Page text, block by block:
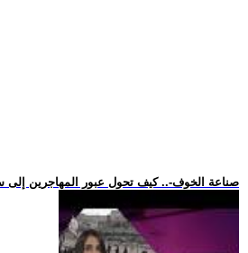
.. -صناعة الخوف-.. كيف تحول عبور المهاجرين إلى